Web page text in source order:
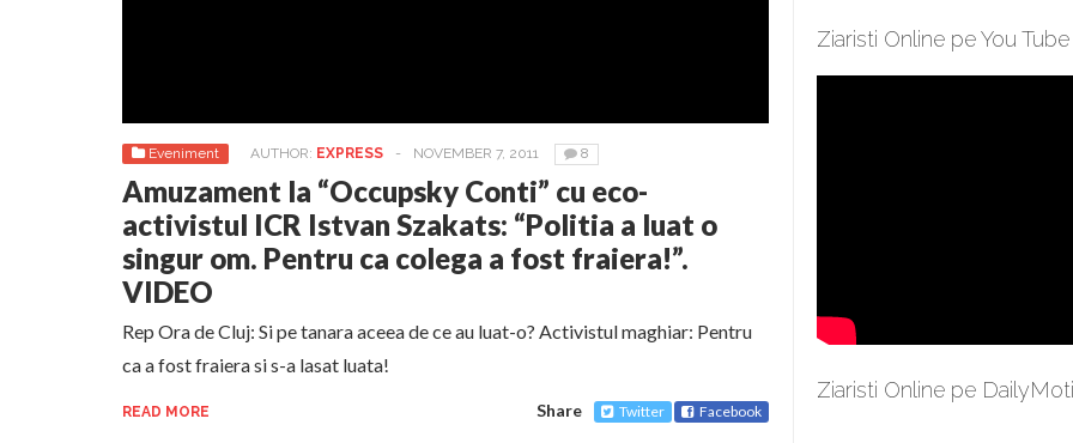
Eveniment AUTHOR: EXPRESS - NOVEMBER 7, 2011 8
Amuzament la “Occupsky Conti” cu eco-
activistul ICR Istvan Szakats: “Politia a luat o
singur om. Pentru ca colega a fost fraiera!”.
VIDEO
Rep Ora de Cluj: Si pe tanara aceea de ce au luat-o? Activistul maghiar: Pentru
ca a fost fraiera si s-a lasat luata!
READ MORE Share Twitter Facebook
Ziaristi Online pe You Tube
Ziaristi Online pe